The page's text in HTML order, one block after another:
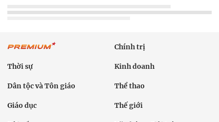
Chính trị
Thời sự Kinh doanh
Dân tộc và Tôn giáo Thể thao
Giáo dục Thế giới